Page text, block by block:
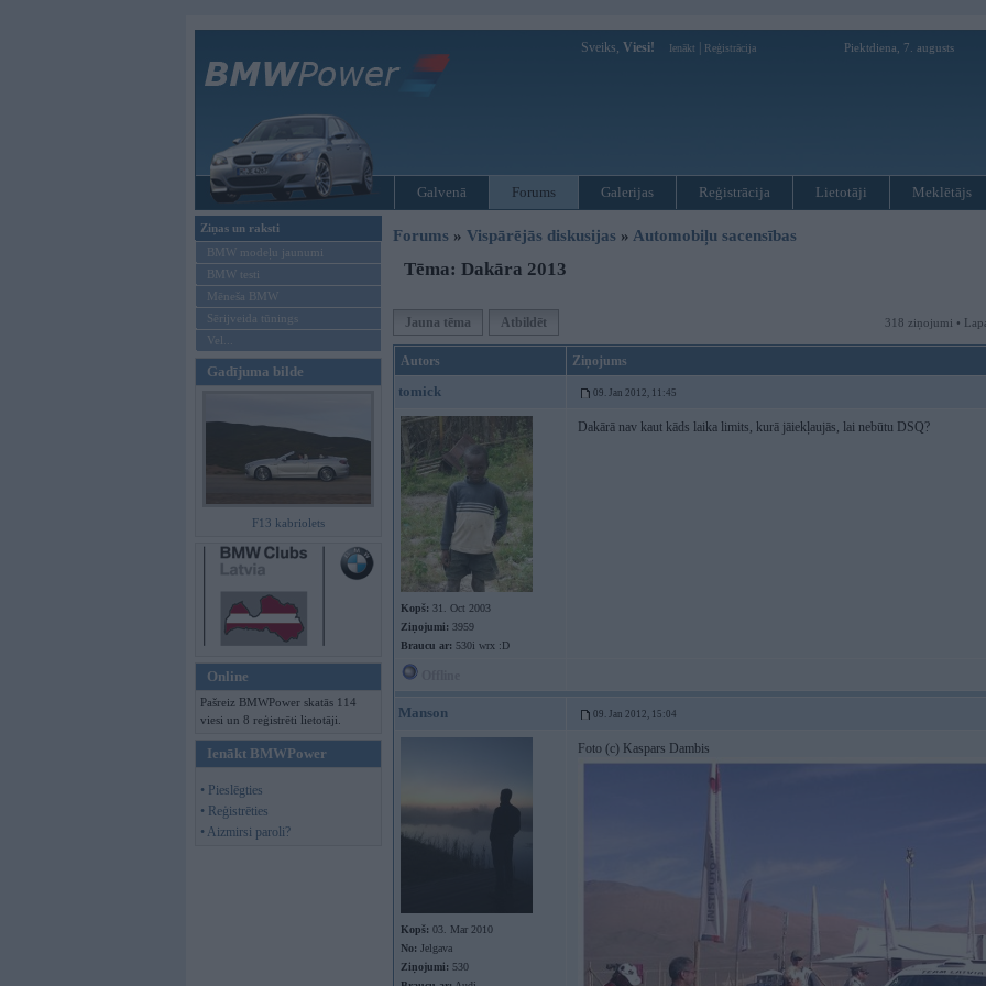
Sveiks, Viesi! Ienākt Reģistrācija Piektdiena, 7. augusts
Galvenā Forums Galerijas Reģistrācija Lietotāji Meklētājs
Ziņas un raksti
BMW modeļu jaunumi
BMW testi
Mēneša BMW
Sērijveida tūnings
Vel...
Gadījuma bilde
F13 kabriolets
Online
Pašreiz BMWPower skatās 114
viesi un 8 reģistrēti lietotāji.
Ienākt BMWPower
• Pieslēgties
• Reģistrēties
• Aizmirsi paroli?
Forums » Vispārējās diskusijas » Automobiļu sacensības
Tēma: Dakāra 2013
Jauna tēma Atbildēt 318 ziņojumi •
Autors Ziņojums
tomick 09. Jan 2012, 11:45
Kopš: 31. Oct 2003
Ziņojumi: 3959
Braucu ar: 530i wrx :D
Dakārā nav kaut kāds laika limits, kurā jāiekļaujās, lai nebūtu DSQ?
Manson 09. Jan 2012, 15:04
Kopš: 03. Mar 2010
No: Jelgava
Ziņojumi: 530
Foto (c) Kaspars Dambis